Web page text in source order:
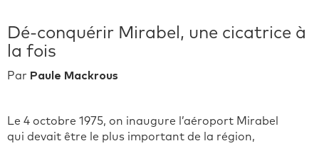
Dé-conquérir Mirabel, une cicatrice à
la fois
Par Paule Mackrous
Le 4 octobre 1975, on inaugure l’aéroport Mirabel
qui devait être le plus important de la région,